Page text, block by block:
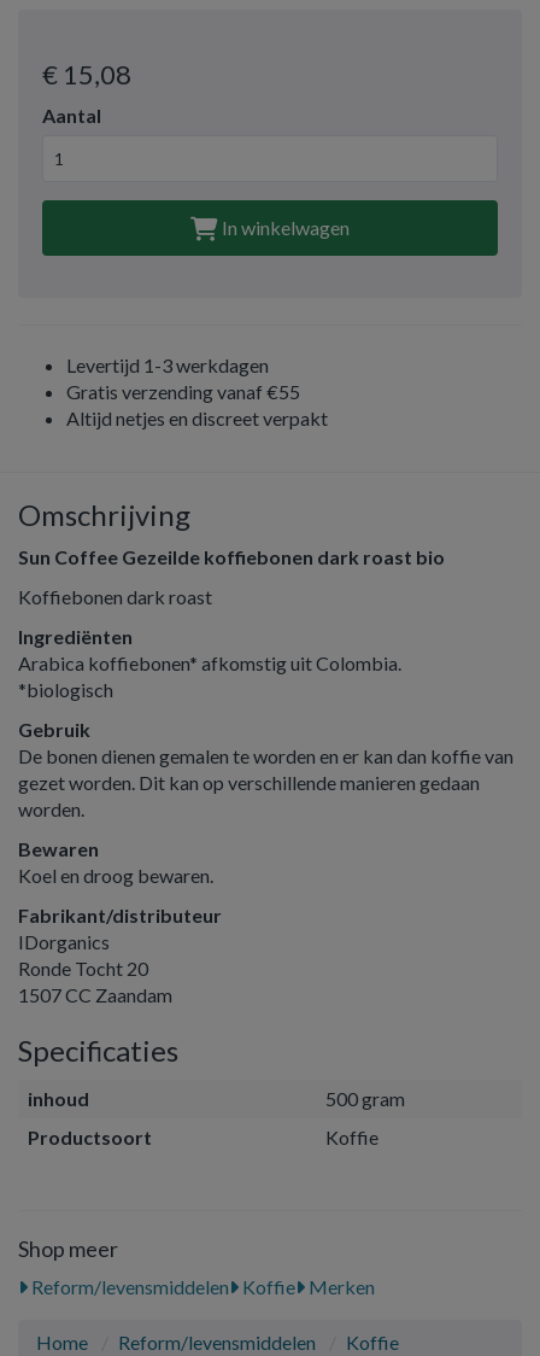
€ 15,08
Aantal
In winkelwagen
Levertijd 1-3 werkdagen
Gratis verzending vanaf €55
Altijd netjes en discreet verpakt
Omschrijving
Sun Coffee Gezeilde koffiebonen dark roast bio
Koffiebonen dark roast
Ingrediënten
Arabica koffiebonen* afkomstig uit Colombia.
*biologisch
Gebruik
De bonen dienen gemalen te worden en er kan dan koffie van
gezet worden. Dit kan op verschillende manieren gedaan
worden.
Bewaren
Koel en droog bewaren.
Fabrikant/distributeur
IDorganics
Ronde Tocht 20
1507 CC Zaandam
Specificaties
inhoud
500 gram
Productsoort
Koffie
Shop meer
Reform/levensmiddelen Koffie Merken
Home Reform/levensmiddelen
Koffie